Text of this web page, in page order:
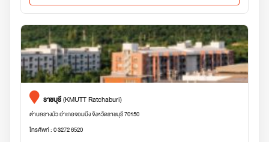
ราชบุรี(KMUTT Ratchaburi)
ตำบลรางบัว อำเภอจอมบึง จังหวัดราชบุรี 70150
โทรศัพท์ : 0 3272 6520